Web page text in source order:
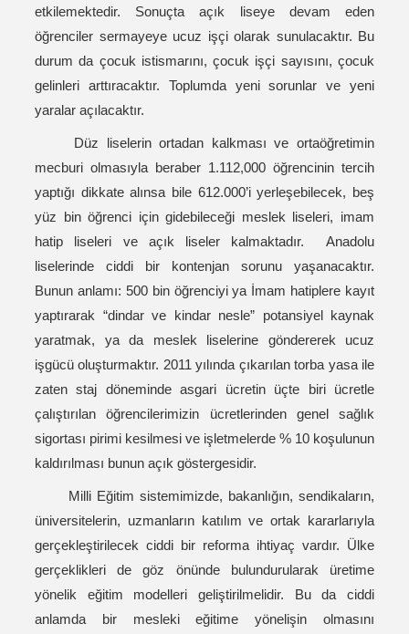
etkilemektedir. Sonuçta açık liseye devam eden
öğrenciler sermayeye ucuz işçi olarak sunulacaktır. Bu
durum da çocuk istismarını, çocuk işçi sayısını, çocuk
gelinleri arttıracaktır. Toplumda yeni sorunlar ve yeni
yaralar açılacaktır.
Düz liselerin ortadan kalkması ve ortaöğretimin
mecburi olmasıyla beraber 1.112,000 öğrencinin tercih
yaptığı dikkate alınsa bile 612.000’i yerleşebilecek, beş
yüz bin öğrenci için gidebileceği meslek liseleri, imam
hatip liseleri ve açık liseler kalmaktadır. Anadolu
liselerinde ciddi bir kontenjan sorunu yaşanacaktır.
Bunun anlamı: 500 bin öğrenciyi ya İmam hatiplere kayıt
yaptırarak “dindar ve kindar nesle” potansiyel kaynak
yaratmak, ya da meslek liselerine göndererek ucuz
işgücü oluşturmaktır. 2011 yılında çıkarılan torba yasa ile
zaten staj döneminde asgari ücretin üçte biri ücretle
çalıştırılan öğrencilerimizin ücretlerinden genel sağlık
sigortası pirimi kesilmesi ve işletmelerde % 10 koşulunun
kaldırılması bunun açık göstergesidir.
Milli Eğitim sistemimizde, bakanlığın, sendikaların,
üniversitelerin, uzmanların katılım ve ortak kararlarıyla
gerçekleştirilecek ciddi bir reforma ihtiyaç vardır. Ülke
gerçeklikleri de göz önünde bulundurularak üretime
yönelik eğitim modelleri geliştirilmelidir. Bu da ciddi
anlamda bir mesleki eğitime yönelişin olmasını